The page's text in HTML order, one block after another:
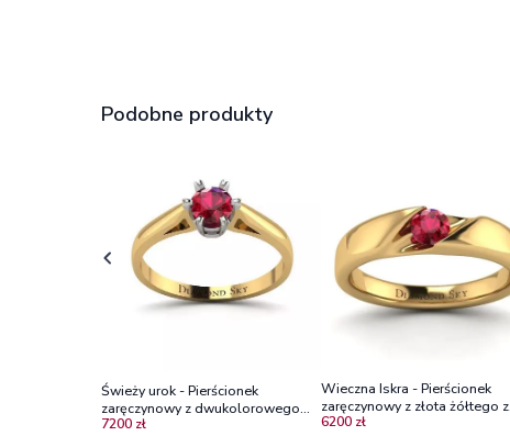
Podobne produkty
Świeży urok - Pierścionek
zaręczynowy z dwukolorowego
złota z rubinem
7200 zł
Wieczna Iskra - Pierścionek
zaręczynowy z złota żółtego z
rubinem 0,20 ct
6200 zł